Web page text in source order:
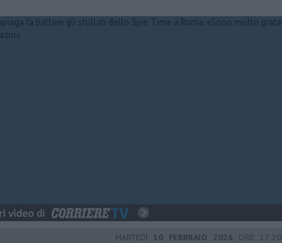
MARTEDÌ 10 FEBBRAIO 2026 ORE 17:20